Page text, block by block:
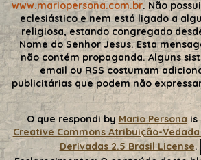
www.mariopersona.com.br. Não
eclesiástico e nem está ligado a
religiosa, estando congregado
Nome do Senhor Jesus. Esta
não contém propaganda. Alguns
email ou RSS costumam
publicitárias que podem não
O que respondi byMario Persona is
Creative Commons Atribuição-
Derivadas 2.5 Brasil License.